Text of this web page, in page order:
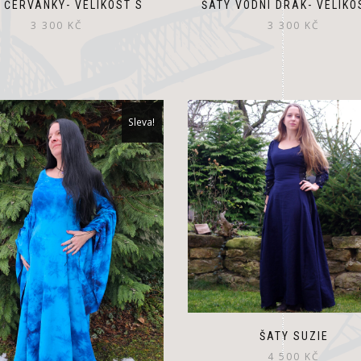
ČERVÁNKY- VELIKOST S
3 300 KČ
ŠATY VODNÍ DRAK-
3 300 KČ
Sleva!
ŠATY SUZIE
4 500 KČ